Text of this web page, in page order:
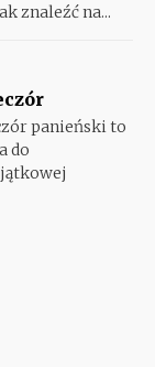
znaleźć na...
panieński to
do